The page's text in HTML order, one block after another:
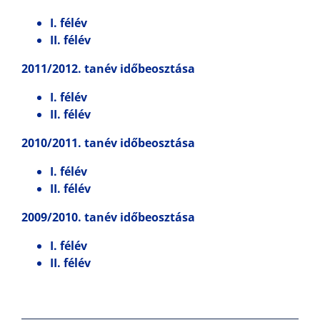
I. félév
II. félév
2011/2012. tanév időbeosztása
I. félév
II. félév
2010/2011. tanév időbeosztása
I. félév
II. félév
2009/2010. tanév időbeosztása
I. félév
II. félév